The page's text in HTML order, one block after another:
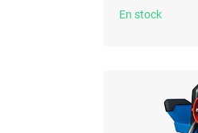
En stock